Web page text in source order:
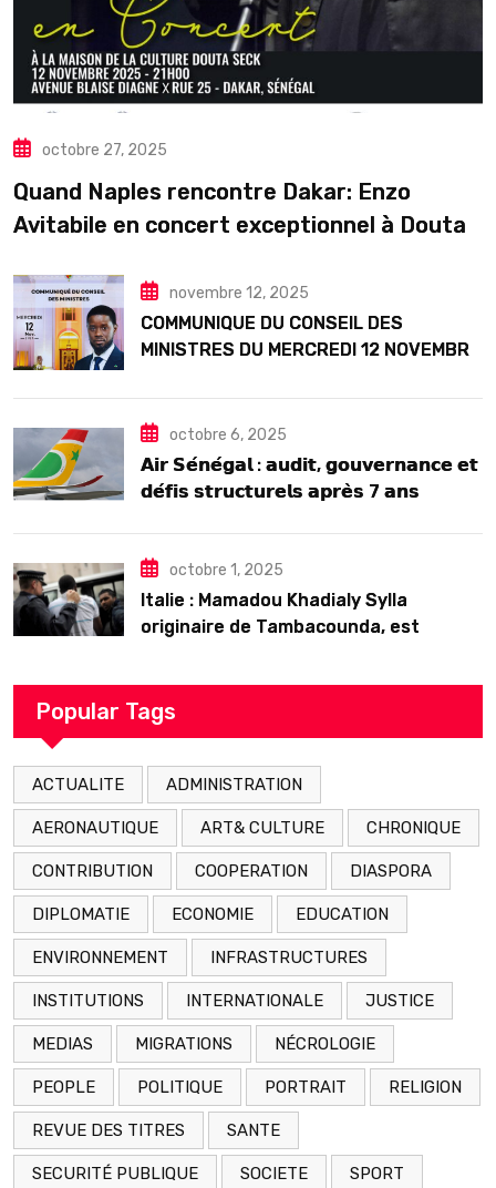
octobre 27, 2025
Quand Naples rencontre Dakar: Enzo
Avitabile en concert exceptionnel à Douta
novembre 12, 2025
COMMUNIQUE DU CONSEIL DES
MINISTRES DU MERCREDI 12 NOVEMBRE
octobre 6, 2025
𝗔𝗶𝗿 𝗦𝗲́𝗻𝗲́𝗴𝗮𝗹 : 𝗮𝘂𝗱𝗶𝘁, 𝗴𝗼𝘂𝘃𝗲𝗿𝗻𝗮𝗻𝗰𝗲 𝗲𝘁
𝗱𝗲́𝗳𝗶𝘀 𝘀𝘁𝗿𝘂𝗰𝘁𝘂𝗿𝗲𝗹𝘀 𝗮𝗽𝗿𝗲̀𝘀 7 𝗮𝗻𝘀
octobre 1, 2025
Italie : Mamadou Khadialy Sylla
originaire de Tambacounda, est
arrestation
Popular Tags
ACTUALITE ADMINISTRATION
AERONAUTIQUE ART& CULTURE CHRONIQUE
CONTRIBUTION COOPERATION DIASPORA
DIPLOMATIE ECONOMIE EDUCATION
ENVIRONNEMENT INFRASTRUCTURES
INSTITUTIONS INTERNATIONALE JUSTICE
MEDIAS MIGRATIONS NÉCROLOGIE
PEOPLE POLITIQUE PORTRAIT RELIGION
REVUE DES TITRES SANTE
SECURITÉ PUBLIQUE SOCIETE SPORT